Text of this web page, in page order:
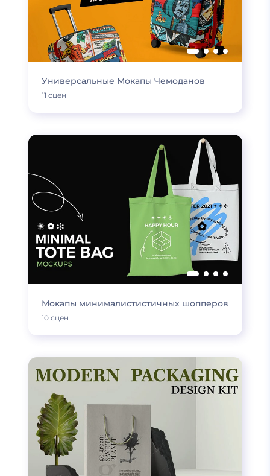
Универсальные Мокапы Чемоданов
11 сцен
Мокапы минималистистичных шопперов
10 сцен